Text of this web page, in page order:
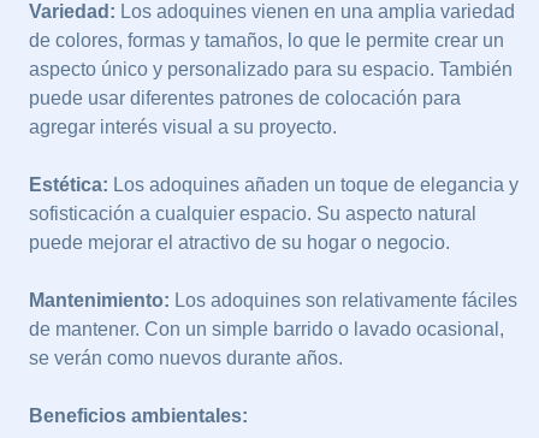
Variedad: Los adoquines vienen en una amplia variedad
de colores, formas y tamaños, lo que le permite crear un
aspecto único y personalizado para su espacio. También
puede usar diferentes patrones de colocación para
agregar interés visual a su proyecto.
Estética: Los adoquines añaden un toque de elegancia y
sofisticación a cualquier espacio. Su aspecto natural
puede mejorar el atractivo de su hogar o negocio.
Mantenimiento: Los adoquines son relativamente fáciles
de mantener. Con un simple barrido o lavado ocasional,
se verán como nuevos durante años.
Beneficios ambientales: